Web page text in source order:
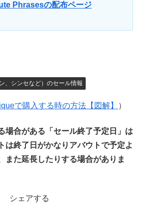
Phrasesの配布ページ
、シンセなど）のセール情報
で購入する時の方法【図解】 ）
場合がある「セール終了予定日」は
は終了日がかなりアバウトで予定よ
また延長したりする場合がありま
シェアする